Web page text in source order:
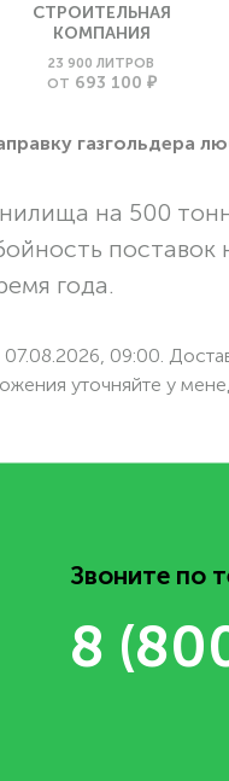
СТРОИТЕЛЬНАЯ
КОМПАНИЯ
23 900 ЛИТРОВ
ОТ 693 100 ₽
газгольдера
на 500
года.
09:00.
уточняйте у
Звоните по
8